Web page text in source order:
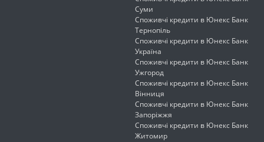
Суми
Споживчі кредити в Юнекс Банк
Тернопіль
Споживчі кредити в Юнекс Банк
Україна
Споживчі кредити в Юнекс Банк
Ужгород
Споживчі кредити в Юнекс Банк
Вінниця
Споживчі кредити в Юнекс Банк
Запоріжжя
Споживчі кредити в Юнекс Банк
Житомир